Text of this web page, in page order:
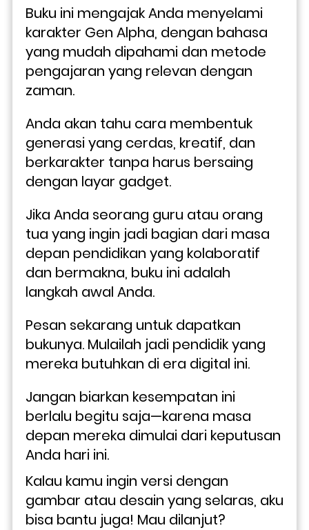
Buku ini mengajak Anda menyelami
karakter Gen Alpha, dengan bahasa
yang mudah dipahami dan metode
pengajaran yang relevan dengan
zaman.
Anda akan tahu cara membentuk
generasi yang cerdas, kreatif, dan
berkarakter tanpa harus bersaing
dengan layar gadget.
Jika Anda seorang guru atau orang
tua yang ingin jadi bagian dari masa
depan pendidikan yang kolaboratif
dan bermakna, buku ini adalah
langkah awal Anda.
Pesan sekarang untuk dapatkan
bukunya. Mulailah jadi pendidik yang
mereka butuhkan di era digital ini.
Jangan biarkan kesempatan ini
berlalu begitu saja—karena masa
depan mereka dimulai dari keputusan
Anda hari ini.
Kalau kamu ingin versi dengan
gambar atau desain yang selaras, aku
bisa bantu juga! Mau dilanjut?